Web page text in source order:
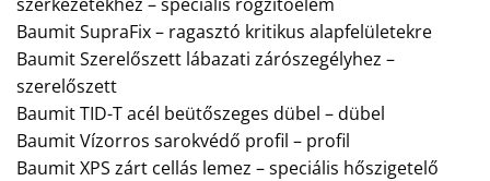
Baumit SupraFix – ragasztó kritikus alapfelületekre
Baumit Szerelőszett lábazati zárószegélyhez –
szerelőszett
Baumit TID-T acél beütőszeges dübel – dübel
Baumit Vízorros sarokvédő profil – profil
Baumit XPS zárt cellás lemez – speciális hőszigetelő